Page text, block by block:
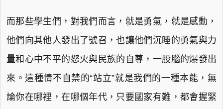
而那些學生們，對我們而言，就是勇氣，就是感動，
他們向其他人發出了號召，也讓他們沉睡的勇氣與力
量和心中不平的怒火與民族的自尊，一股腦的爆發出
來。這種情不自禁的“站立”就是我們的一種本能，無
論你在哪裡，在哪個年代，只要國家有難，都會握緊